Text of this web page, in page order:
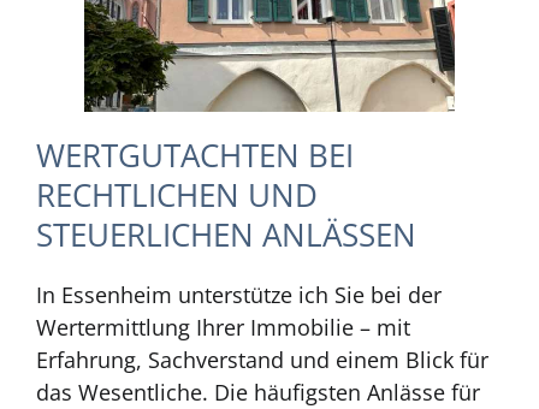
WERTGUTACHTEN BEI
RECHTLICHEN UND
STEUERLICHEN ANLÄSSEN
In Essenheim unterstütze ich Sie bei der
Wertermittlung Ihrer Immobilie – mit
Erfahrung, Sachverstand und einem Blick für
das Wesentliche. Die häufigsten Anlässe für